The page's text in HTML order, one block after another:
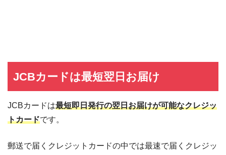
JCBカードは最短翌日お届け
JCBカードは最短即日発行の翌日お届けが可能なクレジッ
トカードです。
郵送で届くクレジットカードの中では最速で届くクレジッ